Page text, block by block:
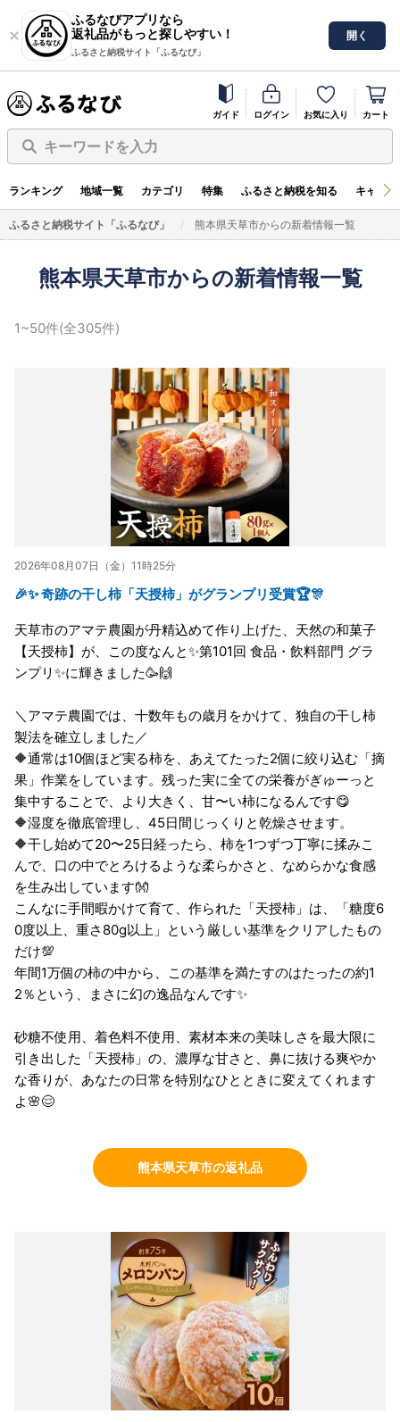
ふるなびアプリなら
返礼品がもっと探しやすい！
ふるさと納税サイト「ふるなび」
開く
ガイド ログイン お気に入り カート
キーワードを入力
ランキング 地域一覧 カテゴリ 特集 ふるさと納税を知る キャン
ふるさと納税サイト「ふるなび」 熊本県天草市からの新着情報一覧
熊本県天草市からの新着情報一覧
1~50件(全305件)
2026年08月07日（金）11時25分
🎉✨ 奇跡の干し柿「天授柿」がグランプリ受賞🏆🎊
天草市のアマテ農園が丹精込めて作り上げた、天然の和菓子
【天授柿】が、この度なんと✨第101回 食品・飲料部門 グラ
ンプリ✨に輝きました🥳🙌
＼アマテ農園では、十数年もの歳月をかけて、独自の干し柿
製法を確立しました／
🔶通常は10個ほど実る柿を、あえてたった2個に絞り込む「摘
果」作業をしています。残った実に全ての栄養がぎゅーっと
集中することで、より大きく、甘〜い柿になるんです😋
🔶湿度を徹底管理し、45日間じっくりと乾燥させます。
🔶干し始めて20〜25日経ったら、柿を1つずつ丁寧に揉みこ
んで、口の中でとろけるような柔らかさと、なめらかな食感
を生み出しています👐
こんなに手間暇かけて育て、作られた「天授柿」は、「糖度6
0度以上、重さ80g以上」という厳しい基準をクリアしたもの
だけ💯
年間1万個の柿の中から、この基準を満たすのはたったの約1
2％という、まさに幻の逸品なんです✨
砂糖不使用、着色料不使用、素材本来の美味しさを最大限に
引き出した「天授柿」の、濃厚な甘さと、鼻に抜ける爽やか
な香りが、あなたの日常を特別なひとときに変えてくれます
よ🌸😌
熊本県天草市の返礼品